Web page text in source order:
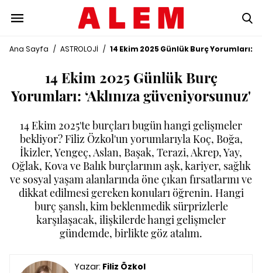
Ana Sayfa / ASTROLOJİ / 14 Ekim 2025 Günlük Burç Yorumları:
14 Ekim 2025 Günlük Burç
Yorumları: ‘Aklınıza güveniyorsunuz'
14 Ekim 2025'te burçları bugün hangi gelişmeler
bekliyor? Filiz Özkol'un yorumlarıyla Koç, Boğa,
İkizler, Yengeç, Aslan, Başak, Terazi, Akrep, Yay,
Oğlak, Kova ve Balık burçlarının aşk, kariyer, sağlık
ve sosyal yaşam alanlarında öne çıkan fırsatlarını ve
dikkat edilmesi gereken konuları öğrenin. Hangi
burç şanslı, kim beklenmedik sürprizlerle
karşılaşacak, ilişkilerde hangi gelişmeler
gündemde, birlikte göz atalım.
Yazar: Filiz Özkol